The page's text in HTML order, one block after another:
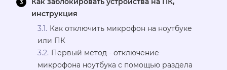
инструкция
Как отключить микрофон на ноутбуке
или ПК
Первый метод - отключение
микрофона ноутбука с помощью раздела